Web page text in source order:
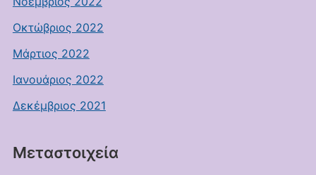
Οκτώβριος 2022
Μάρτιος 2022
Ιανουάριος 2022
Δεκέμβριος 2021
Μεταστοιχεία